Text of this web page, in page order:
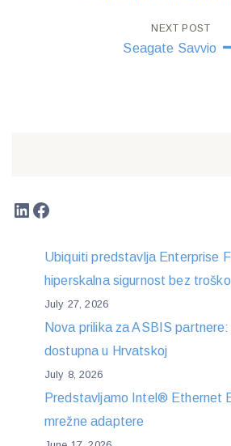
navigationNEXT POST
Seagate Savvio
LinkedIn
Facebook
Ubiquiti predstavlja Enterprise
hiperskalna sigurnost bez
July 27, 2026
Nova prilika za ASBIS
dostupna u Hrvatskoj
July 8, 2026
Predstavljamo Intel® Ethernet
mrežne adaptere